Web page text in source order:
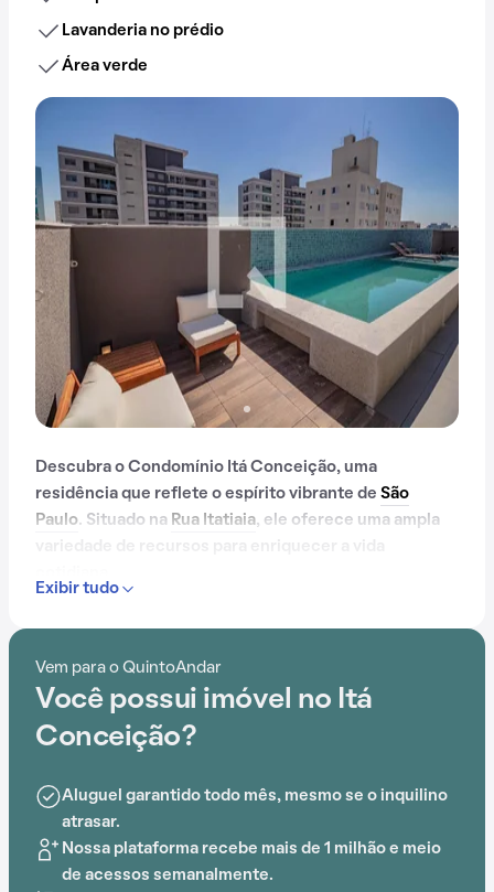
Lavanderia no prédio
Área verde
Descubra o Condomínio Itá Conceição, uma
residência que reflete o espírito vibrante de São
Paulo. Situado na Rua Itatiaia, ele oferece uma ampla
Com portaria 24 horas, elevador, academia, piscina,
Itá Conceição é ideal para quem busca conforto e
entretenimento.
Municipal de Iniciação Artística, Parque Lina e Paulo
Raia,
Análises e Sociedade Beneficiente Feminina Mika
adiciona praticidade a essa experiência.
Exibir tudo
Vem para o QuintoAndar
Você possui imóvel no Itá
Conceição?
Aluguel garantido todo mês, mesmo se o inquilino
atrasar.
Nossa plataforma recebe mais de 1 milhão e meio
de acessos semanalmente.